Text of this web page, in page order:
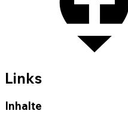
Links
Inhalte